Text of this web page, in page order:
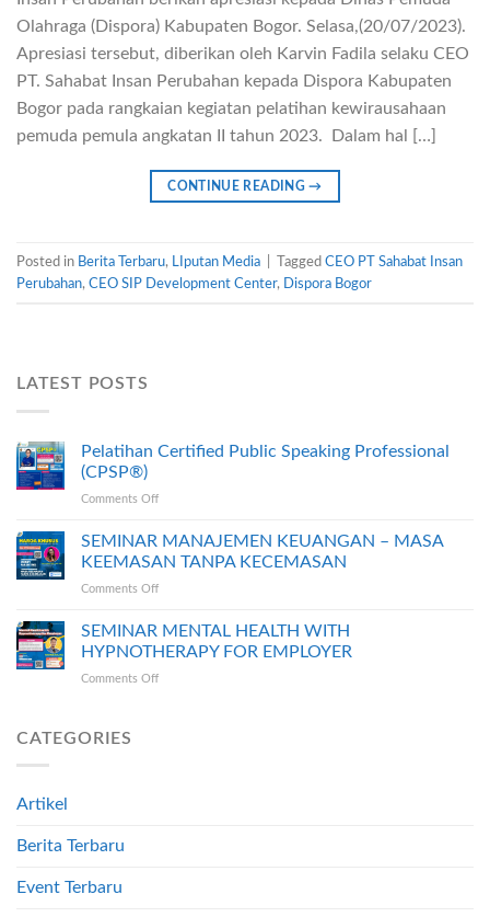
Olahraga (Dispora) Kabupaten Bogor. Selasa,(20/07/2023).
Apresiasi tersebut, diberikan oleh Karvin Fadila selaku CEO
PT. Sahabat Insan Perubahan kepada Dispora Kabupaten
Bogor pada rangkaian kegiatan pelatihan kewirausahaan
pemuda pemula angkatan II tahun 2023. Dalam hal […]
CONTINUE READING→
Posted in Berita Terbaru, LIputan Media Tagged CEO PT Sahabat Insan
Perubahan, CEO SIP Development Center, Dispora Bogor
LATEST POSTS
Pelatihan Certified Public Speaking Professional
(CPSP®)
Comments Offon
Certified
Public
Professional
SEMINAR MANAJEMEN KEUANGAN – MASA
KEEMASAN TANPA KECEMASAN
Comments Offon
MANAJEMEN
KEUANGAN
MASA
SEMINAR MENTAL HEALTH WITH
HYPNOTHERAPY FOR EMPLOYER
Comments Offon
CATEGORIES
Artikel
Berita Terbaru
Event Terbaru